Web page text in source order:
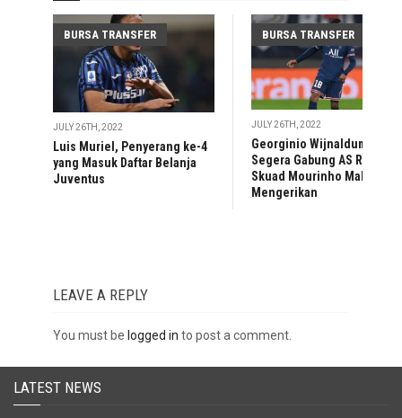
BURSA TRANSFER
JULY 26TH, 2022
Luis Muriel, Penyerang ke-4
yang Masuk Daftar Belanja
Juventus
BURSA TRANSFER
JULY 26TH, 2022
Georginio Wijnaldum
Segera Gabung AS Roma,
Skuad Mourinho Makin
Mengerikan
LEAVE A REPLY
You must be logged in to post a comment.
LATEST NEWS